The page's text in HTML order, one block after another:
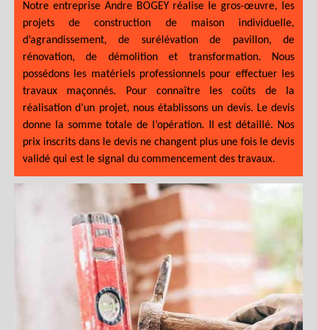
Notre entreprise Andre BOGEY réalise le gros-œuvre, les
projets de construction de maison individuelle,
d’agrandissement, de surélévation de pavillon, de
rénovation, de démolition et transformation. Nous
possédons les matériels professionnels pour effectuer les
travaux maçonnés. Pour connaître les coûts de la
réalisation d’un projet, nous établissons un devis. Le devis
donne la somme totale de l’opération. Il est détaillé. Nos
prix inscrits dans le devis ne changent plus une fois le devis
validé qui est le signal du commencement des travaux.